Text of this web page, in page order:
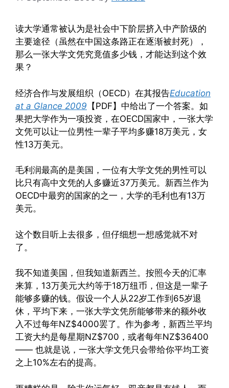
读大学通常被认为是社会中下阶层挤入中产阶级的
主要途径（虽然在中国这条路正在逐渐被封死），
那么一张大学文凭究竟值多少钱，才能达到这个效
果？
经济合作与发展组织（OECD）在其报告Education
at a Glance 2009 【PDF】中给出了一个答案。如
果把大学作为一项投资，在OECD国家中，一张大学
文凭可以让一位男性一辈子平均多赚18万美元，女
性13万美元。
毛利润最高的是美国，一位有大学文凭的男性可以
比只有高中文凭的人多赚近37万美元。新西兰作为
OECD中最穷的国家的之一，大学的毛利也有13万
美元。
这个数目听上去很多，但仔细想一想感觉就不对
了。
我不知道美国，但我知道新西兰。按照今天的汇率
来算，13万美元大约等于18万纽币，但这是一辈子
能够多赚的钱。假设一个人从22岁工作到65岁退
休，平均下来，一张大学文凭所能够带来的额外收
入不过每年NZ$4000罢了。作为参考，新西兰平均
工资大约是每星期NZ$700，或者每年NZ$36400
—— 也就是说，一张大学文凭只会带给你平均工资
之上10%左右的提高。